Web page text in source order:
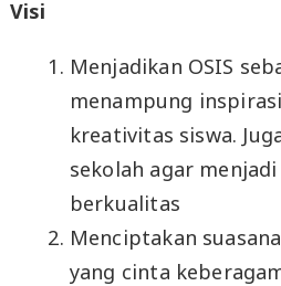
Visi
Menjadikan OSIS
menampung
kreativitas siswa.
sekolah agar
berkualitas
Menciptakan
yang cinta